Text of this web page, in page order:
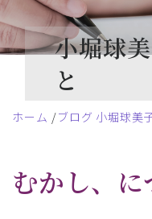
小堀球
と
ホーム ブログ 小堀球美
むかし、に